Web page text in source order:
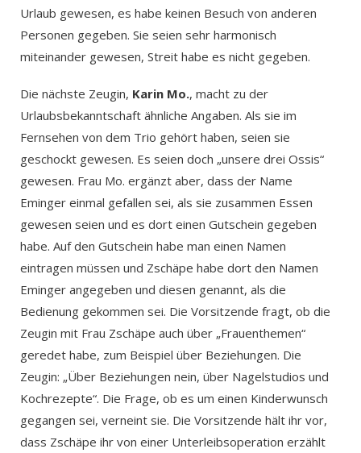
Urlaub gewesen, es habe keinen Besuch von anderen
Personen gegeben. Sie seien sehr harmonisch
miteinander gewesen, Streit habe es nicht gegeben.
Die nächste Zeugin, Karin Mo., macht zu der
Urlaubsbekanntschaft ähnliche Angaben. Als sie im
Fernsehen von dem Trio gehört haben, seien sie
geschockt gewesen. Es seien doch „unsere drei Ossis“
gewesen. Frau Mo. ergänzt aber, dass der Name
Eminger einmal gefallen sei, als sie zusammen Essen
gewesen seien und es dort einen Gutschein gegeben
habe. Auf den Gutschein habe man einen Namen
eintragen müssen und Zschäpe habe dort den Namen
Eminger angegeben und diesen genannt, als die
Bedienung gekommen sei. Die Vorsitzende fragt, ob die
Zeugin mit Frau Zschäpe auch über „Frauenthemen“
geredet habe, zum Beispiel über Beziehungen. Die
Zeugin: „Über Beziehungen nein, über Nagelstudios und
Kochrezepte“. Die Frage, ob es um einen Kinderwunsch
gegangen sei, verneint sie. Die Vorsitzende hält ihr vor,
dass Zschäpe ihr von einer Unterleibsoperation erzählt